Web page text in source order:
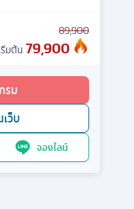
89,900
ริ่มต้น 79,900
รม
ว็บ
จองไลน์